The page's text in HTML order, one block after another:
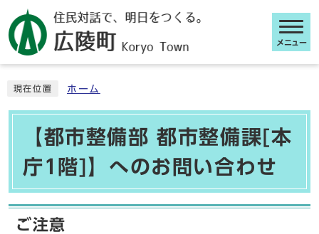
メニュー
現在位置 ホーム
【都市整備部 都市整備課[本
庁1階]】へのお問い合わせ
ご注意